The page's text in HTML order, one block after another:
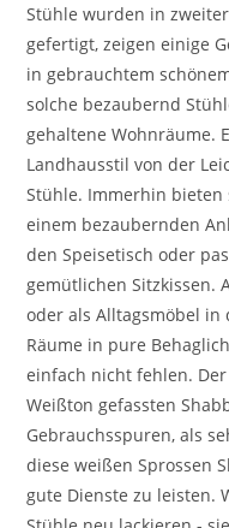
Stühle wurden in
gefertigt, zeigen einige
in gebrauchtem
solche bezaubernd
gehaltene Wohnräume.
Landhausstil von der
Stühle. Immerhin bieten
einem bezaubernden
den Speisetisch oder
gemütlichen Sitzkissen.
oder als Alltagsmöbel in
Räume in pure
einfach nicht fehlen.
Weißton gefassten
Gebrauchsspuren, als
diese weißen Sprossen
gute Dienste zu leisten.